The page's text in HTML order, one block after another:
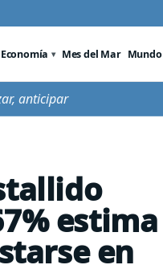
Economía Mes del Mar Mundo
anticipar
estima
en